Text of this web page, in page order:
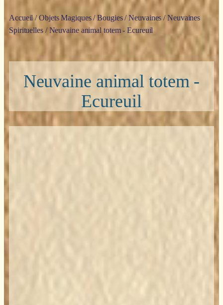
Accueil/Objets Magiques/Bougies/Neuvaines /Neuvaines
Spirituelles/ Neuvaine animal totem - Ecureuil
Neuvaine animal totem -
Ecureuil